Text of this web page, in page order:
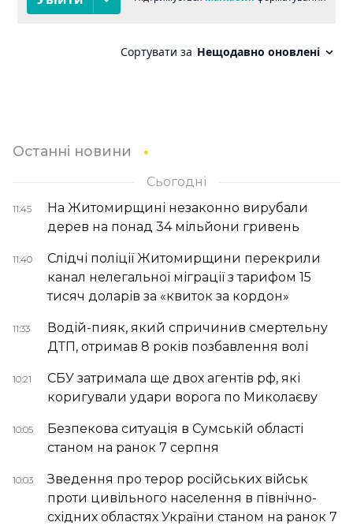
Останні новини
Сьогодні
11:45
На Житомирщині незаконно вирубали
дерев на понад 34 мільйони гривень
11:40
Слідчі поліції Житомирщини перекрили
канал нелегальної міграції з тарифом 15
тисяч доларів за «квиток за кордон»
11:33
Водій-пияк, який спричинив смертельну
ДТП, отримав 8 років позбавлення волі
10:21
СБУ затримала ще двох агентів рф, які
коригували удари ворога по Миколаєву
10:05
Безпекова ситуація в Сумській області
станом на ранок 7 серпня
10:03
Зведення про терор російських військ
проти цивільного населення в північно-
східних областях України станом на ранок 7